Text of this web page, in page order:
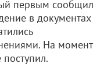
первым сообщил
в документах
На момент